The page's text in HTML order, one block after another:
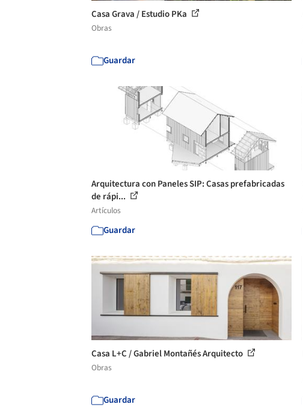
Casa Grava / Estudio PKa
Obras
Guardar
Arquitectura con Paneles SIP: Casas prefabricadas
de rápi...
Artículos
Guardar
Casa L+C / Gabriel Montañés Arquitecto
Obras
Guardar